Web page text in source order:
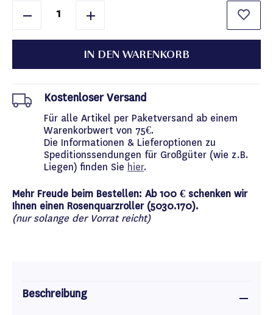
IN DEN WARENKORB
Kostenloser Versand
Für alle Artikel per Paketversand ab einem
Warenkorbwert von 75€.
Die Informationen & Lieferoptionen zu
Speditionssendungen für Großgüter (wie z.B.
Liegen) finden Sie hier.
Mehr Freude beim Bestellen: Ab 100 € schenken wir
Ihnen einen Rosenquarzroller (5030.170).
(nur solange der Vorrat reicht)
Beschreibung